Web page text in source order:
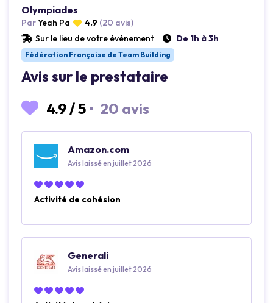
Olympiades
ParYeah Pa 4.9 (20 avis)
Sur le lieu de votre événement
De 1h à 3h
Fédération Française de Team Building
Avis sur le prestataire
4.9/5 • 20 avis
Amazon.com
Avis laissé en juillet 2026
Activité de cohésion
Generali
Avis laissé en juillet 2026